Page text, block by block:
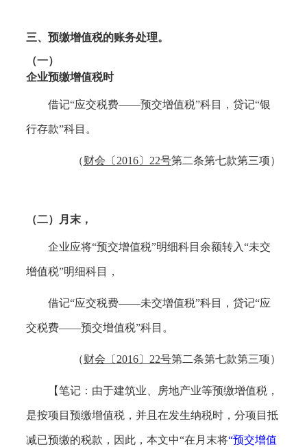
三、预缴增值税的账务处理。
（一）
企业预缴增值税时
借记“应交税费——预交增值税”科目，贷记“银
行存款”科目。
（财会〔 2016〕22号第二条第七款第三项）
（二）月末，
企业应将“预交增值税”明细科目余额转入“未交
增值税”明细科目，
借记“应交税费——未交增值税”科目，贷记“应
交税费——预交增值税”科目。
（财会〔 2016〕22号第二条第七款第三项）
【笔记：由于建筑业、房地产业等预缴增值税，
是按项目预缴增值税，并且在发生纳税时，分项目抵
减已预缴的税款，因此，本文中“在月末将“预交增值